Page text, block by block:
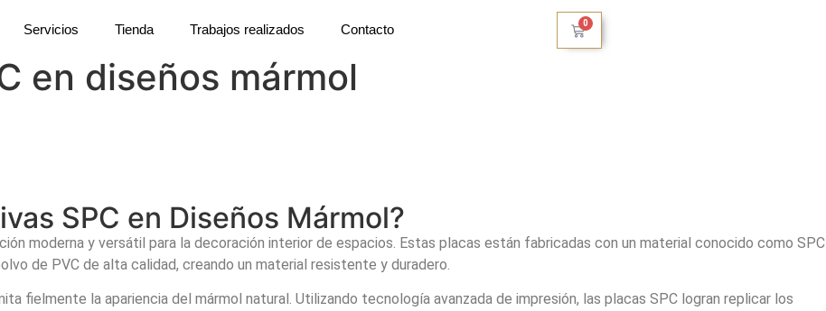
Servicios Tienda Trabajos realizados Contacto 0
en diseños mármol
SPC en Diseños Mármol?
moderna y versátil para la decoración interior de espacios. Estas placas están fabricadas con un material conocido como SPC
de PVC de alta calidad, creando un material resistente y duradero.
fielmente la apariencia del mármol natural. Utilizando tecnología avanzada de impresión, las placas SPC logran replicar los